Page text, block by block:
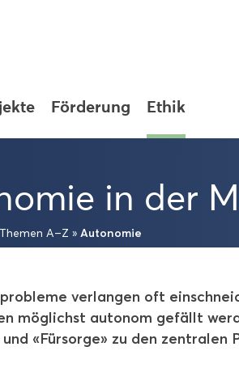
För­de­rung Ethik
in der
The­men A–Z » Au­to­no­mie
ver­lan­gen oft
mög­lichst au­to­nom ge­fällt
«Für­sor­ge» zu den zen­tra­len